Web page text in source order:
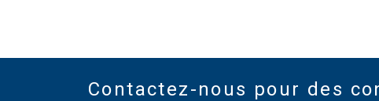
Contactez-nous pour des